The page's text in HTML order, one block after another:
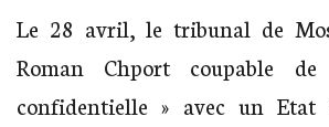
Le 28 avril, le tribunal de
Roman Chport coupable de
confidentielle » avec un Etat